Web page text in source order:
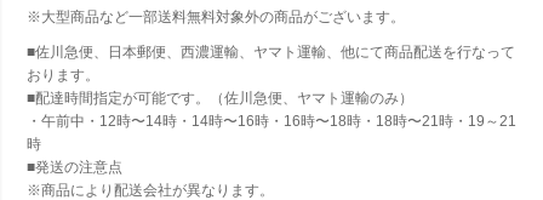
※大型商品など一部送料無料対象外の商品がございます。
■佐川急便、日本郵便、西濃運輸、ヤマト運輸、他にて商品配送を行なって
おります。
■配達時間指定が可能です。（佐川急便、ヤマト運輸のみ）
・午前中・12時〜14時・14時〜16時・16時〜18時・18時〜21時・19～21
時
■発送の注意点
※商品により配送会社が異なります。